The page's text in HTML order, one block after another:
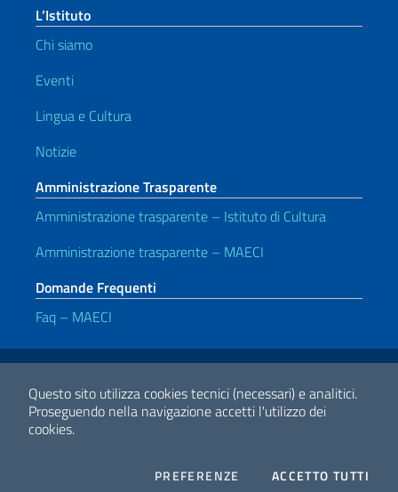
Questo sito utilizza cookies tecnici (necessari) e analitici.
Proseguendo nella navigazione accetti l'utilizzo dei
cookies.
PREFERENZE COOKIESACCETTO TUTTI
L’Istituto
Chi siamo
Eventi
Lingua e Cultura
Notizie
Amministrazione Trasparente
Amministrazione trasparente – Istituto di Cultura
Amministrazione trasparente – MAECI
Domande Frequenti
Faq – MAECI
Link Utili